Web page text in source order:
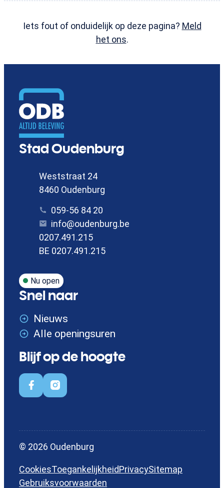
Iets fout of onduidelijk op deze pagina? Meld
het ons.
Contact
Stad Oudenburg
Nu open
AdresWeststraat 24
,8460 Oudenburg
059-56 84 20
E-mail
info@oudenburg.be
Ondernemingsnummer
0207.491.215
BTW nr.BE 0207.491.215
Snel naar
Nieuws
Alle openingsuren
Blijf op de hoogte
FacebookInstagram
© 2026 Oudenburg
CookiesToegankelijkheidPrivacySitemap
Gebruiksvoorwaarden